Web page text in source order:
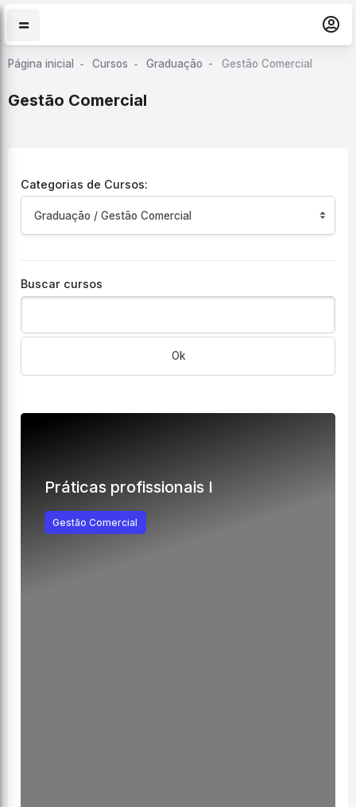
Ir para o conteúdo principal
Página inicial Cursos Graduação Gestão Comercial
Gestão Comercial
Categorias de Cursos:
Buscar cursos
Ok
Práticas profissionais I
Gestão Comercial